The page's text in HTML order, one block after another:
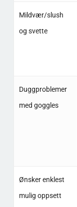
Mildvær/slush
og svette
Duggproblemer
med goggles
Ønsker enklest
mulig oppsett